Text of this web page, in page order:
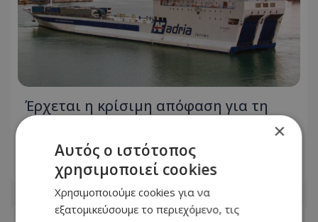
Έρχεται η κρίσιμη απόφαση για τη
θαλάσσια σύνδεση Κύπρου–Ελλάδας –
Τι ισχύει μέχρι το 2027
08.08.2026 - 15:08
×
Αυτός ο ιστότοπος
χρησιμοποιεί cookies
Χρησιμοποιούμε cookies για να
εξατομικεύσουμε το περιεχόμενο, τις